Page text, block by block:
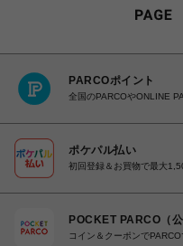
PARCOポイント
全国のPARCOやONLINE
ポケパル払い
初回登録＆お買物で最大
POCKET PARCO（公
コイン＆クーポンで